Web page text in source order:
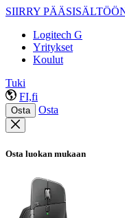
SIIRRY
Logitech G
Yritykset
Koulut
Tuki
FI,fi
Osta Osta
Osta luokan mukaan